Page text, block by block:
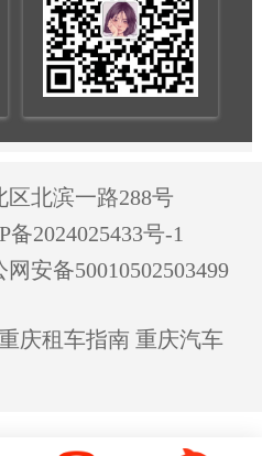
北滨一路288号
2024025433号-1
安备50010502503499
庆租车指南 重庆汽车